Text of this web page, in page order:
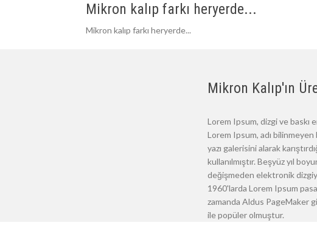
Mikron kalıp farkı heryerde...
Mikron kalıp farkı heryerde...
Mikron Kalıp'ın
Lorem Ipsum, dizgi ve baskı
Lorem Ipsum, adı
yazı galerisini alarak
kullanılmıştır. Beşyüz yıl
değişmeden elektronik
1960'larda Lorem Ipsum
zamanda Aldus PageMaker
ile popüler olmuştur.